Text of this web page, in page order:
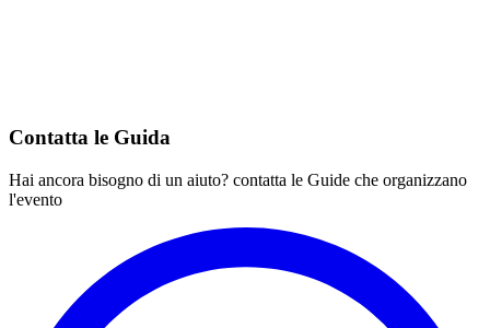
Contatta le Guida
Hai ancora bisogno di un aiuto? contatta le Guide che organizzano
l'evento